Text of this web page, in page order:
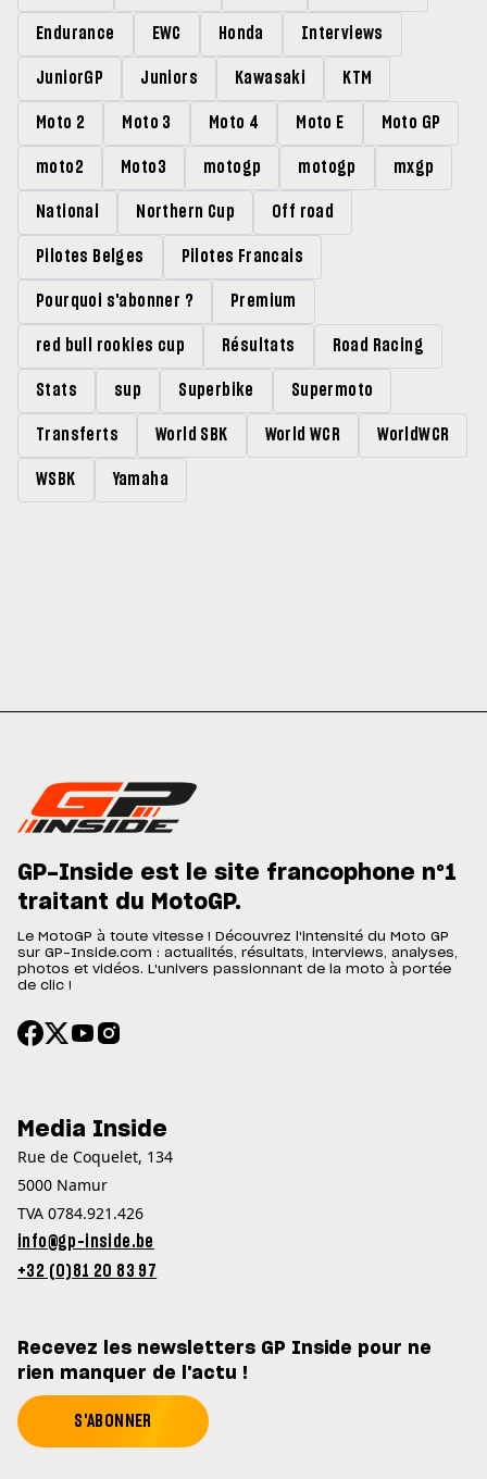
Endurance EWC Honda Interviews
JuniorGP Juniors Kawasaki KTM
Moto 2 Moto 3 Moto 4 Moto E Moto GP
moto2 Moto3 motogp motogp mxgp
National Northern Cup Off road
Pilotes Belges Pilotes Francais
Pourquoi s'abonner ? Premium
red bull rookies cup Résultats Road Racing
Stats sup Superbike Supermoto
Transferts World SBK World WCR WorldWCR
WSBK Yamaha
GP-Inside est le site francophone n°1
traitant du MotoGP.
Le MotoGP à toute vitesse ! Découvrez l'intensité du Moto GP
sur GP-Inside.com : actualités, résultats, interviews, analyses,
photos et vidéos. L'univers passionnant de la moto à portée
de clic !
Media Inside
Rue de Coquelet, 134
5000 Namur
TVA 0784.921.426
info@gp-inside.be
+32 (0)81 20 83 97
Recevez les newsletters GP Inside pour ne
rien manquer de l'actu !
S'ABONNER